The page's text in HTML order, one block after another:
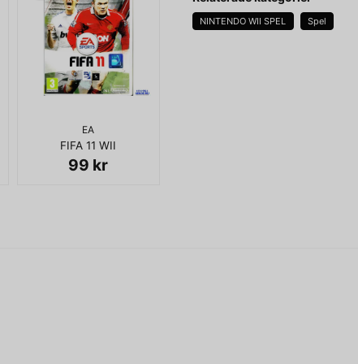
EA
FIFA 11 WII
99 kr
NINTENDO WII SPEL Spel